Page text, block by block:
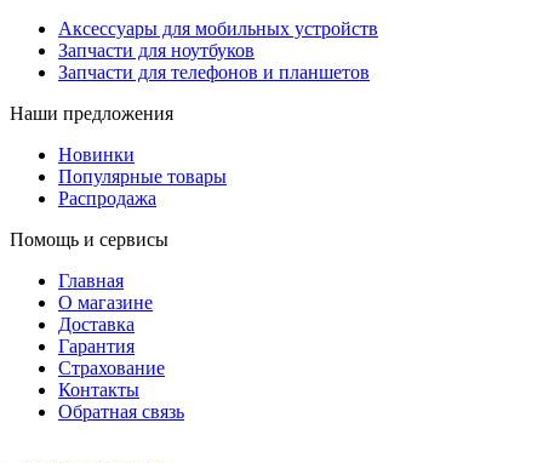
Аксессуары для мобильных устройств
Запчасти для ноутбуков
Запчасти для телефонов и планшетов
Наши предложения
Новинки
Популярные товары
Распродажа
Помощь и сервисы
Главная
О магазине
Доставка
Гарантия
Страхование
Контакты
Обратная связь